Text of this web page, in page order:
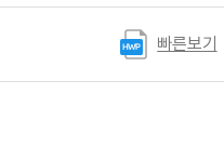
빠른보기